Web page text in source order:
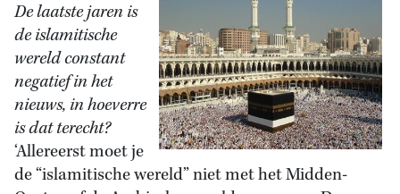
De laatste jaren is
de islamitische
wereld constant
negatief in het
nieuws, in hoeverre
is dat terecht?
‘Allereerst moet je
de “islamitische wereld” niet met het Midden-